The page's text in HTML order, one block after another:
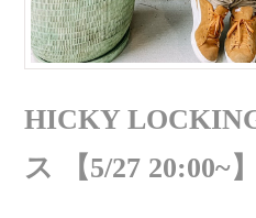
HICKY
ス 【5/27 20:00~】